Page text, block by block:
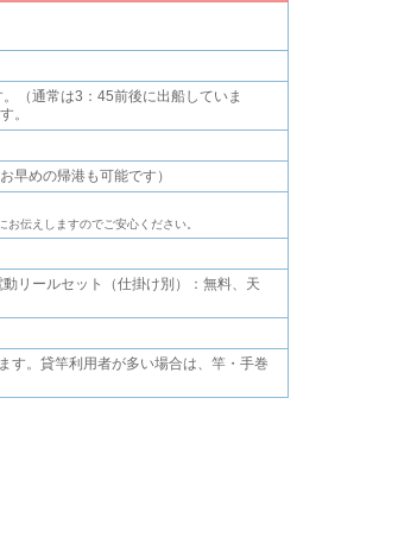
（通常は3：45前後に出船していま
。
早めの帰港も可能です）
伝えしますのでご安心ください。
リールセット（仕掛け別）：無料、天
す。貸竿利用者が多い場合は、竿・手巻